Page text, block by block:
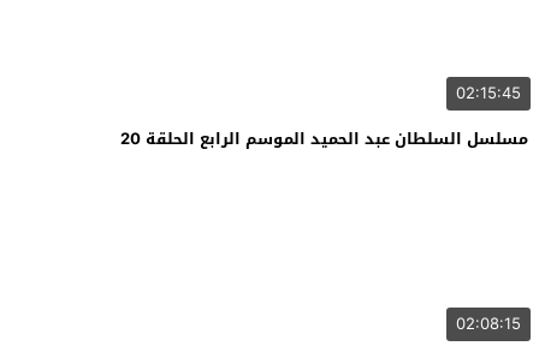
02:15:45
مسلسل السلطان عبد الحميد الموسم الرابع الحلقة 20
02:08:15